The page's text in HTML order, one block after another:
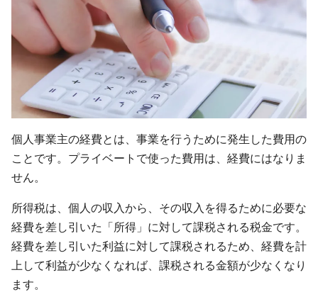
個人事業主の経費とは、事業を行うために発生した費用の
ことです。プライベートで使った費用は、経費にはなりま
せん。
所得税は、個人の収入から、その収入を得るために必要な
経費を差し引いた「所得」に対して課税される税金です。
経費を差し引いた利益に対して課税されるため、経費を計
上して利益が少なくなれば、課税される金額が少なくなり
ます。